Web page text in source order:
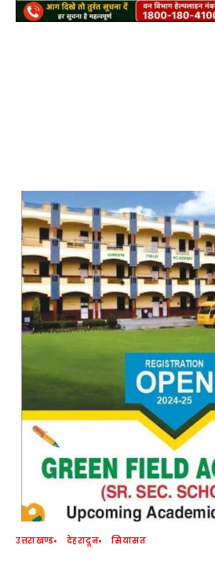
उत्तराखण्ड देहरादून सियासत